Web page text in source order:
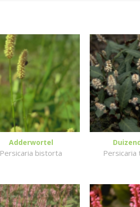
Adderwortel
Persicaria bistorta Persicaria